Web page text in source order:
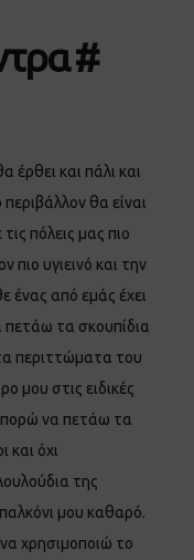
#
έρθει και πάλι και
θα είναι
πόλεις μας πιο
πιο υγιεινό και την
ένας από εμάς έχει
πετάω τα σκουπίδια
περιττώματα του
μου στις ειδικές
να πετάω τα
και όχι
της
μου καθαρό.
χρησιμοποιώ το